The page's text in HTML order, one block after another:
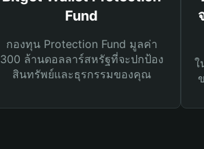
Fund
กองทุน Protection Fund มูลค่า
300 ล้านดอลลาร์สหรัฐที่จะปกป้อง
สินทรัพย์และธุรกรรมของคุณ
ใ